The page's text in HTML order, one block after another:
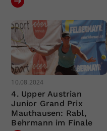
10.08.2024
4. Upper Austrian
Junior Grand Prix
Mauthausen: Rabl,
Behrmann im Finale